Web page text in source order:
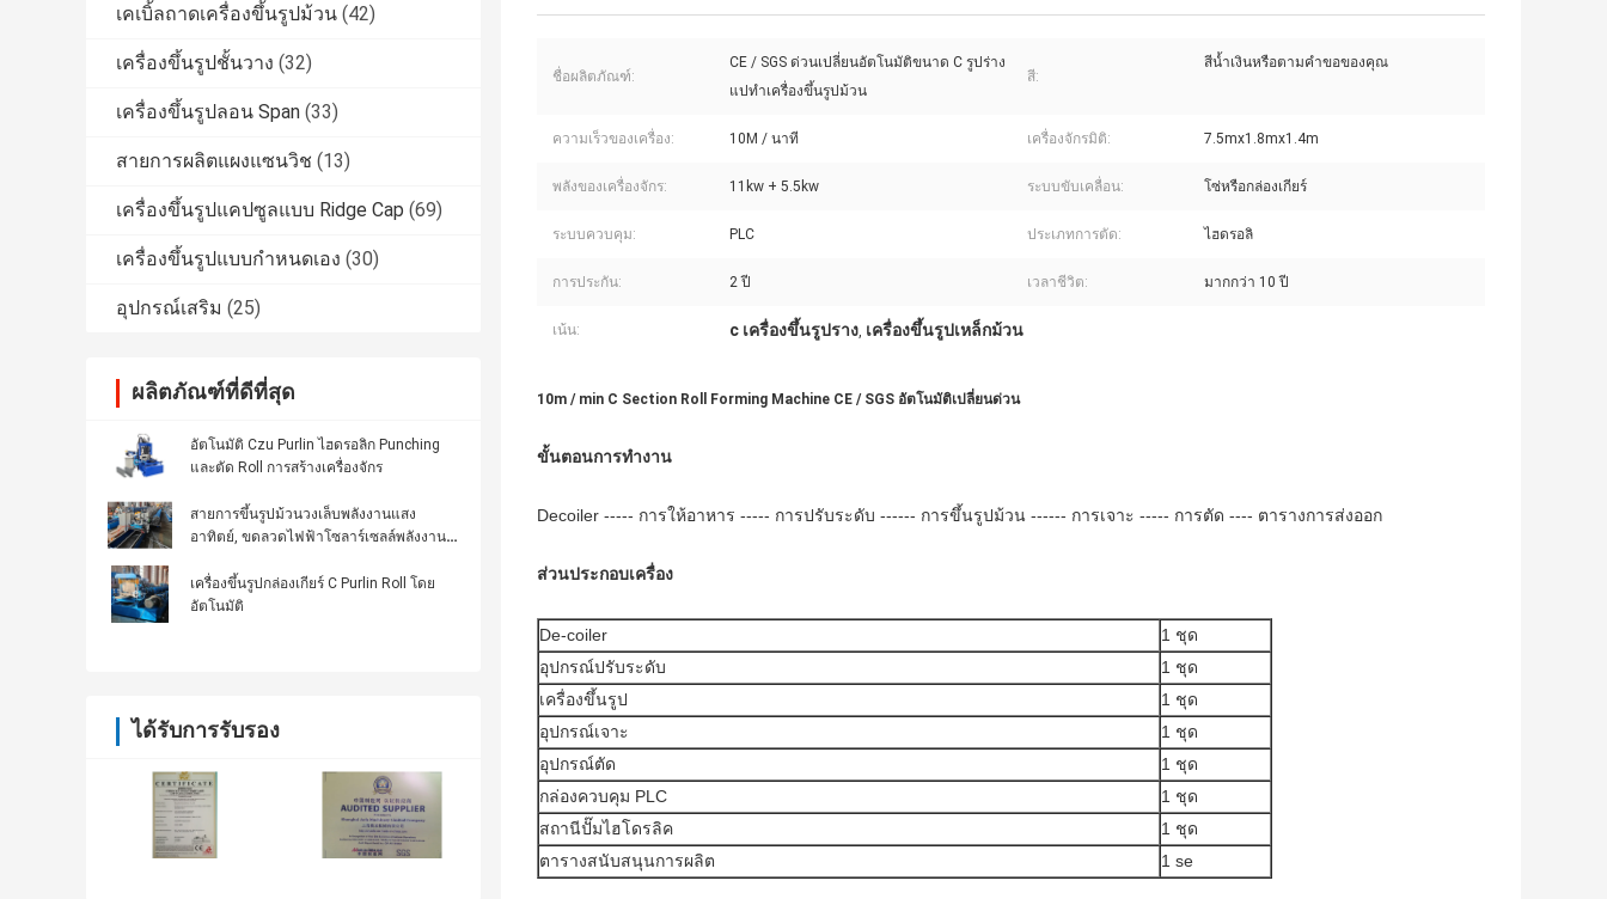
เคเบิ้ลถาดเครื่องขึ้นรูปม้วน (42)
เครื่องขึ้นรูปชั้นวาง (32)
เครื่องขึ้นรูปลอน Span (33)
สายการผลิตแผงแซนวิช (13)
เครื่องขึ้นรูปแคปซูลแบบ Ridge Cap (69)
เครื่องขึ้นรูปแบบกำหนดเอง (30)
อุปกรณ์เสริม (25)
ผลิตภัณฑ์ที่ดีที่สุด
อัตโนมัติ Czu Purlin ไฮดรอลิก Punching
และตัด Roll การสร้างเครื่องจักร
สายการขึ้นรูปม้วนวงเล็บพลังงานแสง
อาทิตย์, ขดลวดไฟฟ้าโซลาร์เซลล์พลังงาน
เครื่องขึ้นรูปกล่องเกียร์ C Purlin Roll โดย
อัตโนมัติ
ได้รับการรับรอง
ชื่อผลิตภัณฑ์:
CE / SGS ด่วนเปลี่ยนอัตโนมัติขนาด C รูปร่าง
แปทำเครื่องขึ้นรูปม้วน
สี:
สีน้ำเงินหรือตามคำขอของคุณ
ความเร็วของเครื่อง: 10M / นาที เครื่องจักรมิติ: 7.5mx1.8mx1.4m
พลังของเครื่องจักร: 11kw + 5.5kw ระบบขับเคลื่อน: โซ่หรือกล่องเกียร์
ระบบควบคุม: PLC ประเภทการตัด: ไฮดรอลิ
การประกัน: 2 ปี เวลาชีวิต: มากกว่า 10 ปี
เน้น: c เครื่องขึ้นรูปราง, เครื่องขึ้นรูปเหล็กม้วน
10m / min C Section Roll Forming Machine CE / SGS อัตโนมัติเปลี่ยนด่วน
ขั้นตอนการทำงาน
Decoiler ----- การให้อาหาร ----- การปรับระดับ ------ การขึ้นรูปม้วน ------ การเจาะ ----- การตัด ---- ตารางการส่งออก
ส่วนประกอบเครื่อง
De-coiler
1 ชุด
อุปกรณ์ปรับระดับ
1 ชุด
เครื่องขึ้นรูป
1 ชุด
อุปกรณ์เจาะ
1 ชุด
อุปกรณ์ตัด
1 ชุด
กล่องควบคุม PLC
1 ชุด
สถานีปั๊มไฮโดรลิค
1 ชุด
ตารางสนับสนุนการผลิต
1 se